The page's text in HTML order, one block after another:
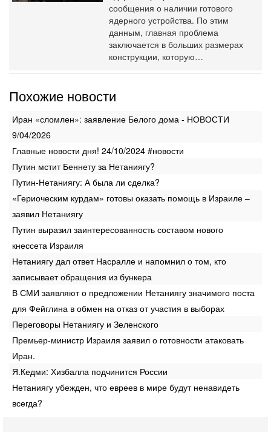
сообщения о наличии готового
ядерного устройства. По этим
данным, главная проблема
заключается в больших размерах
конструкции, которую…
Похожие новости
Иран «сломлен»: заявление Белого дома - НОВОСТИ
9/04/2026
Главные новости дня! 24/10/2024 #новости
Путин мстит Беннету за Нетаниягу?
Путин-Нетаниягу: А была ли сделка?
‎«Гериоческим курдам» готовы оказать помощь в Израиле –
заявил ‎Нетаниягу
Путин выразил заинтересованность составом нового
кнессета Израиля
Нетаниягу дал ответ Насралле и напомнил о том, кто
записывает обращения из бункера
В СМИ заявляют о предложении Нетаниягу значимого поста
для Фейглина в обмен на отказ от участия в выборах
Переговоры Нетаниягу и Зеленского
Премьер-министр Израиля заявил о готовности атаковать
Иран.
Я.Кедми: Хизбалла подчинится России
Нетаниягу убежден, что евреев в мире будут ненавидеть
всегда?